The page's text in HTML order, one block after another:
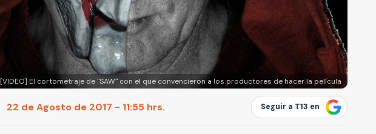
[VIDEO] El cortometraje de "SAW" con el que convencieron a los productores de hacer la película
22 de Agosto de 2017 - 11:55 hrs. Seguir a T13 en